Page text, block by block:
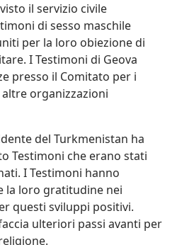
il servizio civile
di sesso maschile
per la loro obiezione di
I Testimoni di Geova
presso il Comitato per i
organizzazioni
del Turkmenistan ha
Testimoni che erano stati
I Testimoni hanno
la loro gratitudine nei
questi sviluppi positivi.
ulteriori passi avanti per